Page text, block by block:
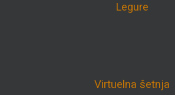
Legure
Virtuelna šetnja